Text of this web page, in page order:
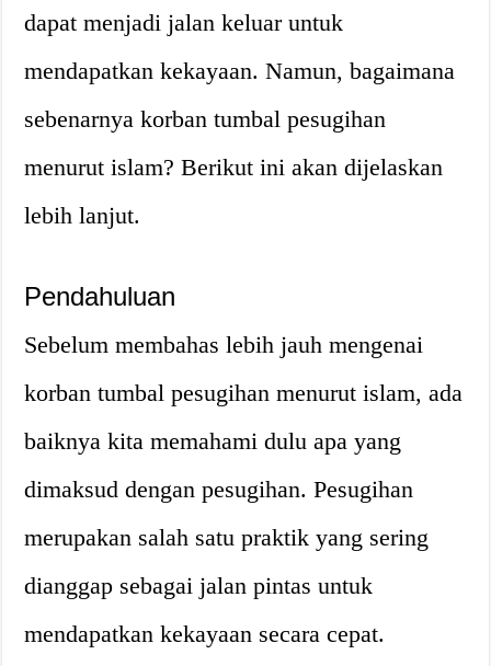
dapat menjadi jalan keluar untuk
mendapatkan kekayaan. Namun, bagaimana
sebenarnya korban tumbal pesugihan
menurut islam? Berikut ini akan dijelaskan
lebih lanjut.
Pendahuluan
Sebelum membahas lebih jauh mengenai
korban tumbal pesugihan menurut islam, ada
baiknya kita memahami dulu apa yang
dimaksud dengan pesugihan. Pesugihan
merupakan salah satu praktik yang sering
dianggap sebagai jalan pintas untuk
mendapatkan kekayaan secara cepat.